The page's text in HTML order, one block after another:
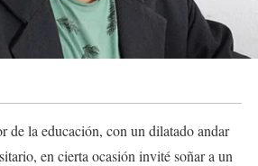
de la educación, con un dilatado andar
en cierta ocasión invité soñar a un